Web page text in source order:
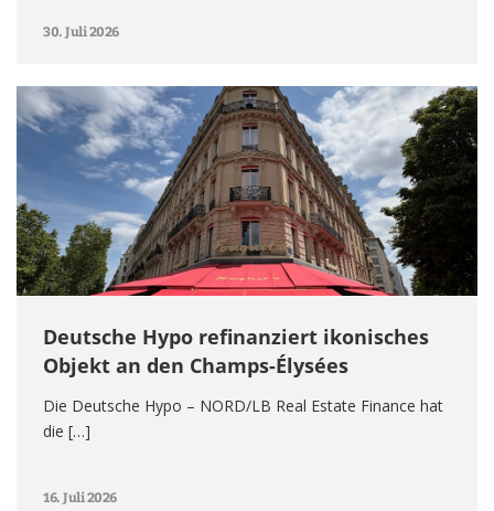
30. Juli 2026
Deutsche Hypo refinanziert ikonisches
Objekt an den Champs-Élysées
Die Deutsche Hypo – NORD/LB Real Estate Finance hat
die […]
16. Juli 2026